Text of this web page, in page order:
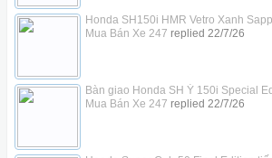
Honda SH150i HMR Vetro Xanh
Mua Bán Xe 247 replied 22/7/26
Bàn giao Honda SH Ý 150i Special
Mua Bán Xe 247 replied 22/7/26